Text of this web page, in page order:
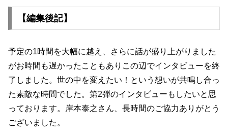
【編集後記】
予定の1時間を大幅に越え、さらに話が盛り上がりました
がお時間も遅かったこともありこの辺でインタビューを終
了しました。世の中を変えたい！という想いが共鳴し合っ
た素敵な時間でした。第2弾のインタビューもしたいと思
っております。岸本泰之さん、長時間のご協力ありがとう
ございました。